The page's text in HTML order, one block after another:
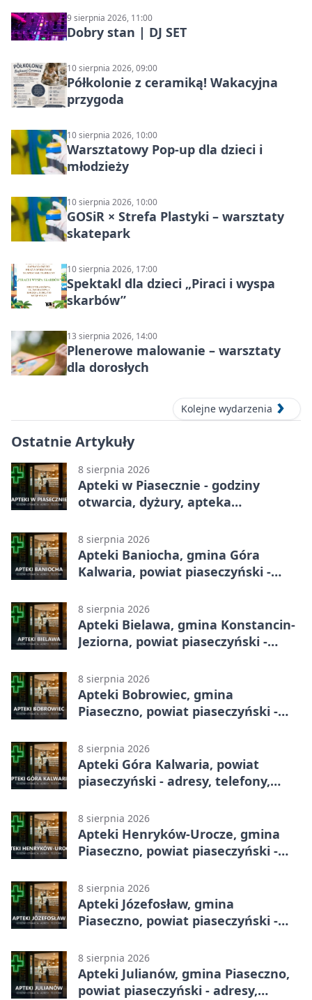
9 sierpnia 2026, 11:00
Dobry stan | DJ SET
10 sierpnia 2026, 09:00
Półkolonie z ceramiką! Wakacyjna
przygoda
10 sierpnia 2026, 10:00
Warsztatowy Pop-up dla dzieci i
młodzieży
10 sierpnia 2026, 10:00
GOSiR × Strefa Plastyki – warsztaty
skatepark
10 sierpnia 2026, 17:00
Spektakl dla dzieci „Piraci i wyspa
skarbów”
13 sierpnia 2026, 14:00
Plenerowe malowanie – warsztaty
dla dorosłych
Kolejne wydarzenia
Ostatnie Artykuły
8 sierpnia 2026
Apteki w Piasecznie - godziny
otwarcia, dyżury, apteka
8 sierpnia 2026
Apteki Baniocha, gmina Góra
Kalwaria, powiat piaseczyński -
8 sierpnia 2026
Apteki Bielawa, gmina Konstancin-
Jeziorna, powiat piaseczyński -
8 sierpnia 2026
Apteki Bobrowiec, gmina
Piaseczno, powiat piaseczyński -
8 sierpnia 2026
Apteki Góra Kalwaria, powiat
piaseczyński - adresy, telefony,
8 sierpnia 2026
Apteki Henryków-Urocze, gmina
Piaseczno, powiat piaseczyński -
8 sierpnia 2026
Apteki Józefosław, gmina
Piaseczno, powiat piaseczyński -
8 sierpnia 2026
Apteki Julianów, gmina Piaseczno,
powiat piaseczyński - adresy,